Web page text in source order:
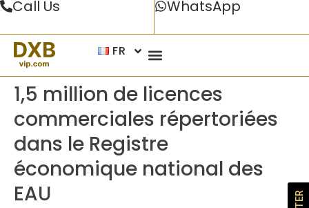
Call Us WhatsApp
FR
1,5 million de licences
commerciales répertoriées
dans le Registre
économique national des
EAU